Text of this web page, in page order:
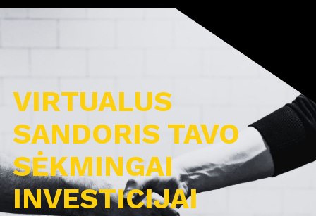
VIRTUALUS
SANDORIS TAVO
SĖKMINGAI
INVESTICIJAI